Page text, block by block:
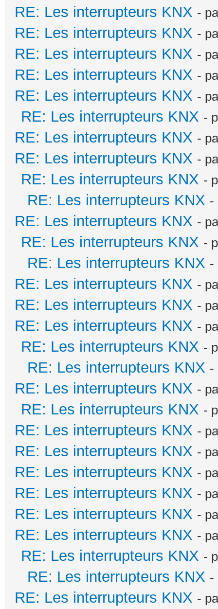
RE: Les interrupteurs KNX -
RE: Les interrupteurs KNX -
RE: Les interrupteurs KNX -
RE: Les interrupteurs KNX -
RE: Les interrupteurs KNX -
RE: Les interrupteurs KNX -
RE: Les interrupteurs KNX -
RE: Les interrupteurs KNX -
RE: Les interrupteurs KNX -
RE: Les interrupteurs KNX -
RE: Les interrupteurs KNX -
RE: Les interrupteurs KNX -
RE: Les interrupteurs KNX -
RE: Les interrupteurs KNX -
RE: Les interrupteurs KNX -
RE: Les interrupteurs KNX -
RE: Les interrupteurs KNX -
RE: Les interrupteurs KNX -
RE: Les interrupteurs KNX -
RE: Les interrupteurs KNX -
RE: Les interrupteurs KNX -
RE: Les interrupteurs KNX -
RE: Les interrupteurs KNX -
RE: Les interrupteurs KNX -
RE: Les interrupteurs KNX -
RE: Les interrupteurs KNX -
RE: Les interrupteurs KNX -
RE: Les interrupteurs KNX -
RE: Les interrupteurs KNX -